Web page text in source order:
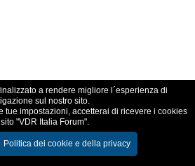
a rendere migliore l´esperienza di
sul nostro sito.
tue impostazioni, accetterai di ricevere i cookies
"VDR Italia Forum".
Politica dei cookie e della privacy